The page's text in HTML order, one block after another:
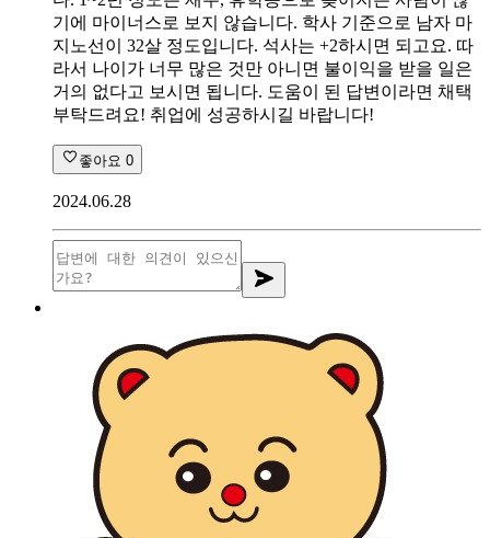
기에 마이너스로 보지 않습니다. 학사 기준으로 남자 마
지노선이 32살 정도입니다. 석사는 +2하시면 되고요. 따
라서 나이가 너무 많은 것만 아니면 불이익을 받을 일은
거의 없다고 보시면 됩니다. 도움이 된 답변이라면 채택
부탁드려요! 취업에 성공하시길 바랍니다!
좋아요 0
2024.06.28